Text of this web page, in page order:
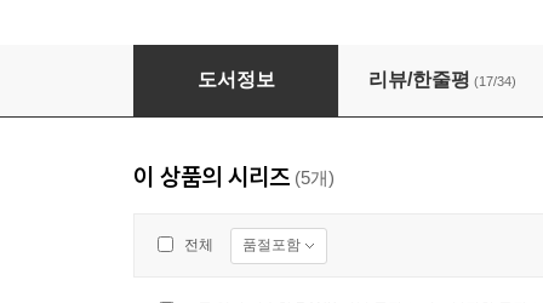
올씀(ALL씀) 서술형 시리즈 1 기본 문장
도서정보 리뷰/한줄평 (17/34)
이 상품의 시리즈 (5개)
전체 품절포함